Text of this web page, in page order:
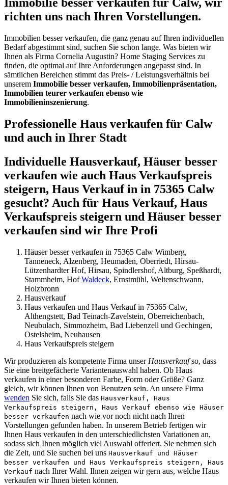
richten uns nach Ihren Vorstellungen.
Immobilien besser verkaufen, die ganz genau auf Ihren individuellen
Bedarf abgestimmt sind, suchen Sie schon lange. Was bieten wir
Ihnen als Firma Cornelia Augustin? Home Staging Services zu
finden, die optimal auf Ihre Anforderungen angepasst sind. In
sämtlichen Bereichen stimmt das Preis- / Leistungsverhältnis bei
unserem Immobilie besser verkaufen, Immobilienpräsentation,
Immobilien teurer verkaufen ebenso wie
Immobilieninszenierung.
Professionelle Haus verkaufen für Calw
und auch in Ihrer Stadt
Individuelle Hausverkauf, Häuser besser
verkaufen wie auch Haus Verkaufspreis
steigern, Haus Verkauf in in 75365 Calw
gesucht? Auch für Haus Verkauf, Haus
Verkaufspreis steigern und Häuser besser
verkaufen sind wir Ihre Profi
Häuser besser verkaufen in 75365 Calw Wimberg,
Tanneneck, Alzenberg, Heumaden, Oberriedt, Hirsau-
Lützenhardter Hof, Hirsau, Spindlershof, Altburg, Speßhardt,
Stammheim, HofWaldeck, Ernstmühl, Weltenschwann,
Holzbronn
Hausverkauf
Haus verkaufen und Haus Verkauf in 75365 Calw,
Althengstett, Bad Teinach-Zavelstein, Oberreichenbach,
Neubulach, Simmozheim, Bad Liebenzell und Gechingen,
Ostelsheim, Neuhausen
Haus Verkaufspreis steigern
Wir produzieren als kompetente Firma unser Hausverkaufso, dass
Sie eine breitgefächerte Variantenauswahl haben. Ob Haus
verkaufen in einer besonderen Farbe, Form oder Größe? Ganz
gleich, wir können Ihnen von Benutzen sein. An unsere Firma
wenden Sie sich, falls Sie das Hausverkauf, Haus
Verkaufspreis steigern, Haus Verkauf ebenso wie Häuser
besser verkaufen nach wie vor noch nicht nach Ihren
Vorstellungen gefunden haben. In unserem Betrieb fertigen wir
Ihnen Haus verkaufen in den unterschiedlichsten Variationen an,
sodass sich Ihnen möglich viel Auswahl offeriert. Sie nehmen sich
die Zeit, und Sie suchen bei uns Hausverkauf und Häuser
besser verkaufen und Haus Verkaufspreis steigern, Haus
Verkauf nach Ihrer Wahl. Ihnen zeigen wir gern aus, welche Haus
verkaufen wir Ihnen bieten können.